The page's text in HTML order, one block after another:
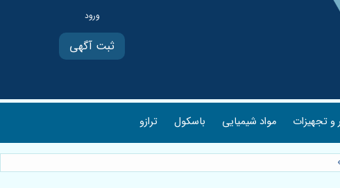
ثبت آگهی
و تجهیزات مواد شیمیایی باسکول ترازو